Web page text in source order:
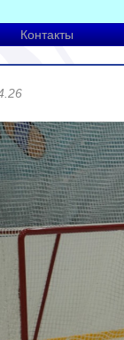
Контакты